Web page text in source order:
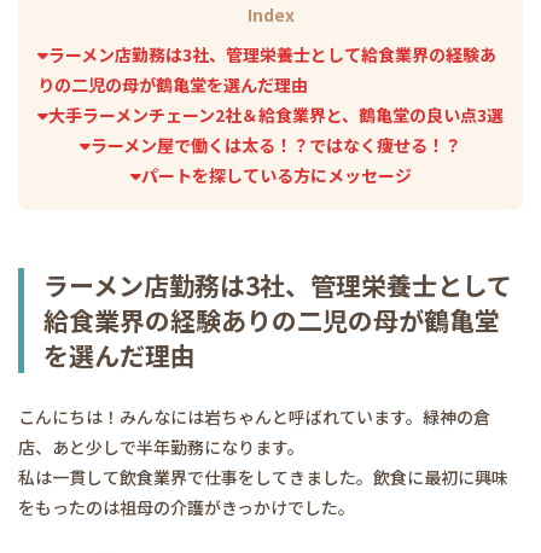
Index
ラーメン店勤務は3社、管理栄養士として給食業界の経験あ
りの二児の母が鶴亀堂を選んだ理由
大手ラーメンチェーン2社＆給食業界と、鶴亀堂の良い点3選
ラーメン屋で働くは太る！？ではなく痩せる！？
パートを探している方にメッセージ
ラーメン店勤務は3社、管理栄養士として
給食業界の経験ありの二児の母が鶴亀堂
を選んだ理由
こんにちは！みんなには岩ちゃんと呼ばれています。緑神の倉
店、あと少しで半年勤務になります。
私は一貫して飲食業界で仕事をしてきました。飲食に最初に興味
をもったのは祖母の介護がきっかけでした。